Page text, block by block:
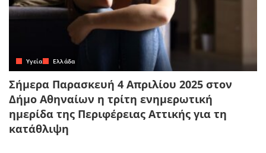
Yγεία Ελλάδα
Σήμερα Παρασκευή 4 Απριλίου 2025 στον
Δήμο Αθηναίων η τρίτη ενημερωτική
ημερίδα της Περιφέρειας Αττικής για τη
κατάθλιψη